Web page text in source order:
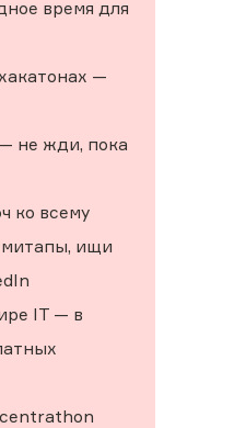
время для
—
не жди, пока
ко всему
митапы, ищи
IT — в